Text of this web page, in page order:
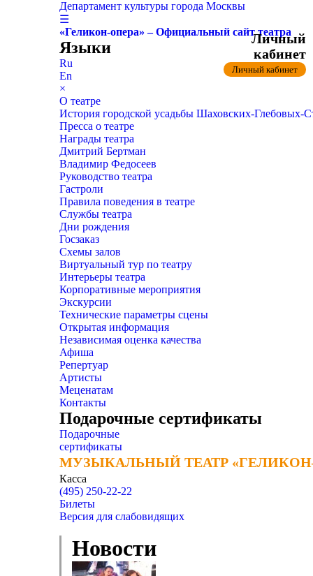
Департамент культуры города Москвы
☰
«Геликон-опера» – Официальный сайт театра
Языки
Ru
En
×
О театре
История городской усадьбы Шаховских-
Пресса о театре
Награды театра
Дмитрий Бертман
Владимир Федосеев
Руководство театра
Гастроли
Правила поведения в театре
Службы театра
Дни рождения
Госзаказ
Схемы залов
Виртуальный тур по театру
Интерьеры театра
Корпоративные мероприятия
Экскурсии
Технические параметры сцены
Открытая информация
Независимая оценка качества
Афиша
Репертуар
Артисты
Меценатам
Контакты
Подарочные сертификаты
Подарочные
сертификаты
МУЗЫКАЛЬНЫЙ ТЕАТР
МУЗЫКАЛЬНЫЙ ТЕАТР
Касса
(495) 250-22-22
Личный
кабинет
Личный кабинет
Билеты
Версия для слабовидящих
Новости